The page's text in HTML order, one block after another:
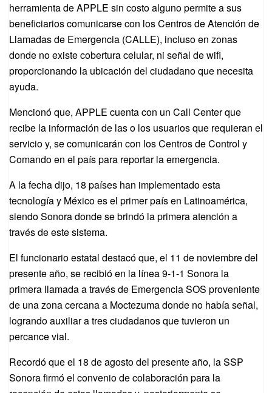
herramienta de APPLE sin costo alguno permite a sus
beneficiarios comunicarse con los Centros de Atención de
Llamadas de Emergencia (CALLE), incluso en zonas
donde no existe cobertura celular, ni señal de wifi,
proporcionando la ubicación del ciudadano que necesita
ayuda.
Mencionó que, APPLE cuenta con un Call Center que
recibe la información de las o los usuarios que requieran el
servicio y, se comunicarán con los Centros de Control y
Comando en el país para reportar la emergencia.
A la fecha dijo, 18 países han implementado esta
tecnología y México es el primer país en Latinoamérica,
siendo Sonora donde se brindó la primera atención a
través de este sistema.
El funcionario estatal destacó que, el 11 de noviembre del
presente año, se recibió en la línea 9-1-1 Sonora la
primera llamada a través de Emergencia SOS proveniente
de una zona cercana a Moctezuma donde no había señal,
logrando auxiliar a tres ciudadanos que tuvieron un
percance vial.
Recordó que el 18 de agosto del presente año, la SSP
Sonora firmó el convenio de colaboración para la